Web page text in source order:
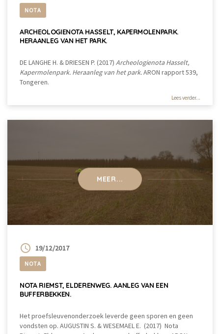
NOTA
ARCHEOLOGIENOTA HASSELT, KAPERMOLENPARK.
HERAANLEG VAN HET PARK.
DE LANGHE H. & DRIESEN P. (2017) Archeologienota Hasselt,
Kapermolenpark. Heraanleg van het park.ARON rapport 539,
Tongeren.
Lees verder...
MEER...
19/12/2017
NOTA
NOTA RIEMST, ELDERENWEG. AANLEG VAN EEN
BUFFERBEKKEN.
Het proefsleuvenonderzoek leverde geen sporen en geen
vondsten op. AUGUSTIN S. & WESEMAEL E. (2017) Nota